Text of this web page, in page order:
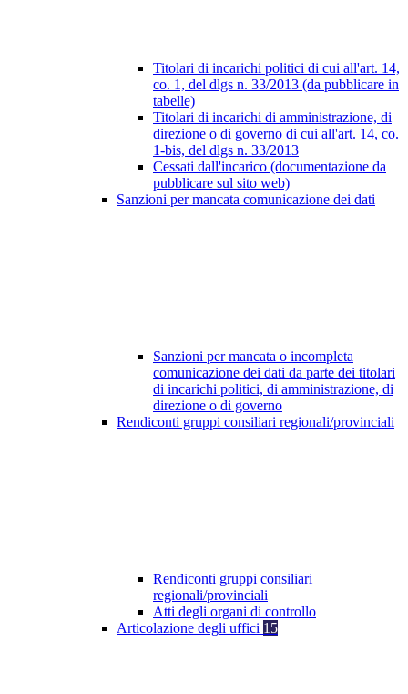
Titolari di incarichi politici di cui all'art. 14,
co. 1, del dlgs n. 33/2013 (da pubblicare in
tabelle)
Titolari di incarichi di amministrazione, di
direzione o di governo di cui all'art. 14, co.
1-bis, del dlgs n. 33/2013
Cessati dall'incarico (documentazione da
pubblicare sul sito web)
Sanzioni per mancata comunicazione dei dati
Sanzioni per mancata o incompleta
comunicazione dei dati da parte dei titolari
di incarichi politici, di amministrazione, di
direzione o di governo
Rendiconti gruppi consiliari regionali/provinciali
Rendiconti gruppi consiliari
regionali/provinciali
Atti degli organi di controllo
Articolazione degli uffici 15